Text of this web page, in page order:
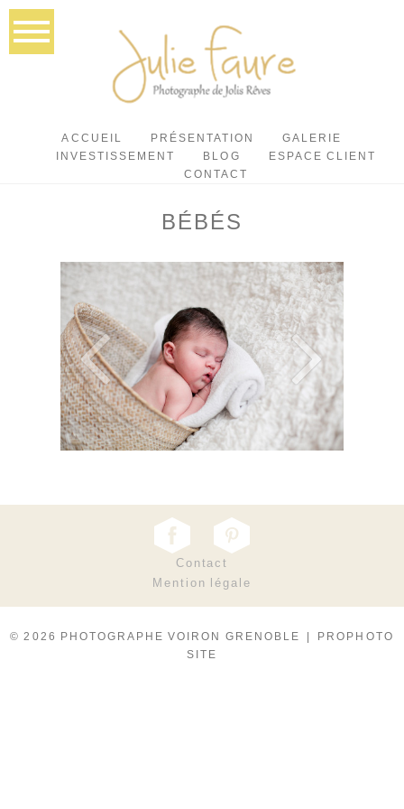
ACCUEIL PRÉSENTATION
GALERIE
INVESTISSEMENT
BLOG
ESPACE CLIENT
CONTACT
BÉBÉS
Contact
Mention légale
© 2026 PHOTOGRAPHE VOIRON GRENOBLE
PROPHOTO
SITE